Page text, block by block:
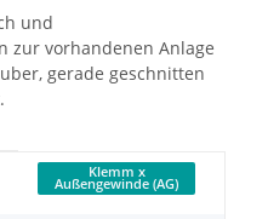
und
zur vorhandenen Anlage
gerade geschnitten
Klemm x
Außengewinde (AG)